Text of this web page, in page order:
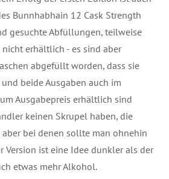
Bunnhabhain 12 Cask Strength
gesuchte Abfüllungen, teilweise
nicht erhältlich - es sind aber
abgefüllt worden, dass sie
beide Ausgaben auch im
Ausgabepreis erhältlich sind
keinen Skrupel haben, die
aber bei denen sollte man ohnehin
Version ist eine Idee dunkler als der
etwas mehr Alkohol.